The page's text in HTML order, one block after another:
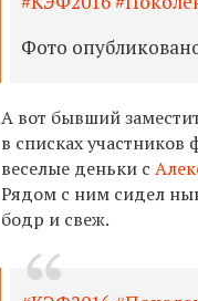
Фото
А вот бывший
в списках
веселые деньки с
Рядом с ним сидел
бодр и свеж.